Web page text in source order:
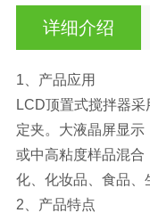
详细介绍
1、产品应用
LCD顶置式搅拌器
定夹。大液晶屏显
或中高粘度样品混合
化、化妆品、食品、
2、产品特点